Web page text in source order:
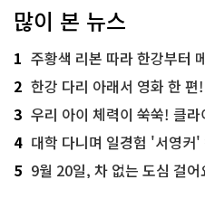
많이 본 뉴스
1 주황색 리본 따라 한강부터 메타세
2 한강 다리 아래서 영화 한
3 우리 아이 체력이 쑥쑥! 클
4 대학 다니며 일경험 '서영
5 9월 20일, 차 없는 도심 걸어요…'